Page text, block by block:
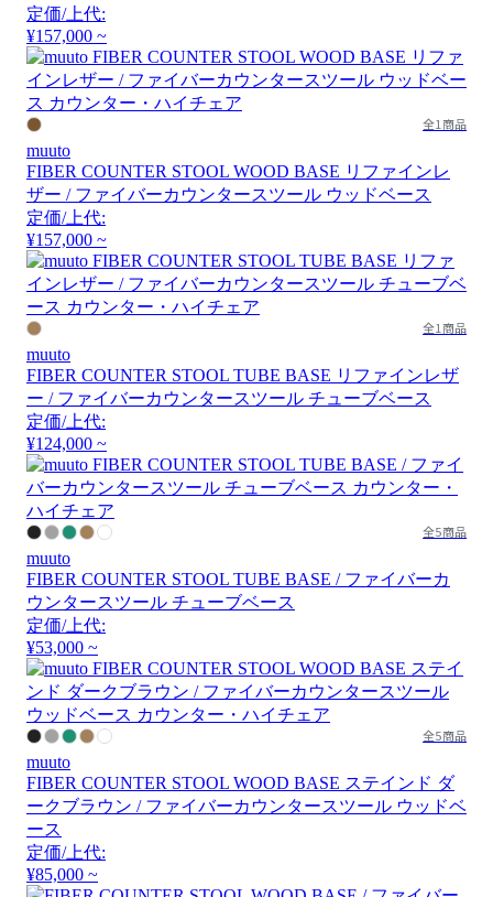
定価/上代:
¥157,000 ~
全1商品
muuto
FIBER COUNTER STOOL WOOD BASE リファインレ
ザー / ファイバーカウンタースツール ウッドベース
定価/上代:
¥157,000 ~
全1商品
muuto
FIBER COUNTER STOOL TUBE BASE リファインレザ
ー / ファイバーカウンタースツール チューブベース
定価/上代:
¥124,000 ~
全5商品
muuto
FIBER COUNTER STOOL TUBE BASE / ファイバーカ
ウンタースツール チューブベース
定価/上代:
¥53,000 ~
全5商品
muuto
FIBER COUNTER STOOL WOOD BASE ステインド ダ
ークブラウン / ファイバーカウンタースツール ウッドベ
ース
定価/上代:
¥85,000 ~